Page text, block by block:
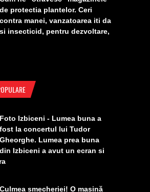
de protectia plantelor. Ceri
contra manei, vanzatoarea iti da
si insecticid, pentru dezvoltare,
Foto Izbiceni - Lumea buna a
fost la concertul lui Tudor
Gheorghe. Lumea prea buna
din Izbiceni a avut un ecran si
Culmea smecheriei! O mașină